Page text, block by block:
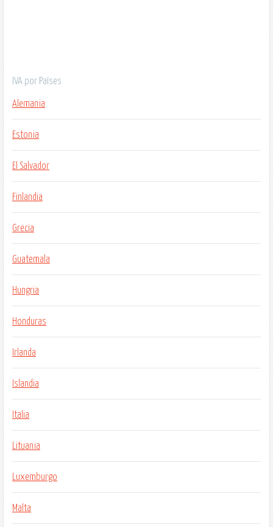
IVA por Países
Alemania
Estonia
El Salvador
Finlandia
Grecia
Guatemala
Hungria
Honduras
Irlanda
Islandia
Italia
Lituania
Luxemburgo
Malta